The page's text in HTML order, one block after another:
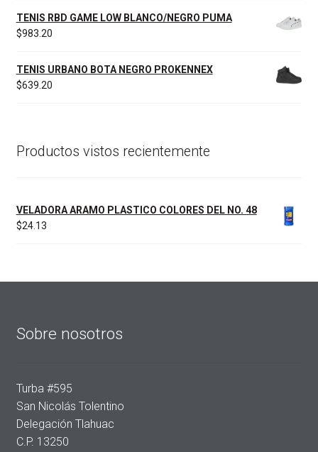
TENIS RBD GAME LOW BLANCO/NEGRO PUMA
$983.20
TENIS URBANO BOTA NEGRO PROKENNEX
$639.20
Productos vistos recientemente
VELADORA ARAMO PLASTICO COLORES DEL NO. 48
$24.13
Sobre nosotros
Turba #595
San Nicolás Tolentino
Delegación Tlahuac
C.P. 13250